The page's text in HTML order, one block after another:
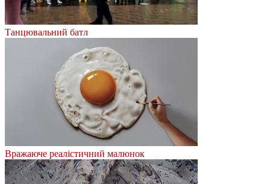
Танцювальний батл
Вражаюче реалістичний малюнок